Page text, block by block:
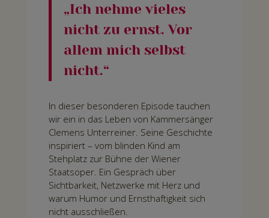
„Ich nehme vieles
nicht zu ernst. Vor
allem mich selbst
nicht.“
In dieser besonderen Episode tauchen
wir ein in das Leben von Kammersänger
Clemens Unterreiner. Seine Geschichte
inspiriert – vom blinden Kind am
Stehplatz zur Bühne der Wiener
Staatsoper. Ein Gespräch über
Sichtbarkeit, Netzwerke mit Herz und
warum Humor und Ernsthaftigkeit sich
nicht ausschließen.